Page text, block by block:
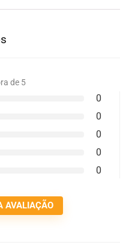
de 5
0
0
0
0
0
AVALIAÇÃO